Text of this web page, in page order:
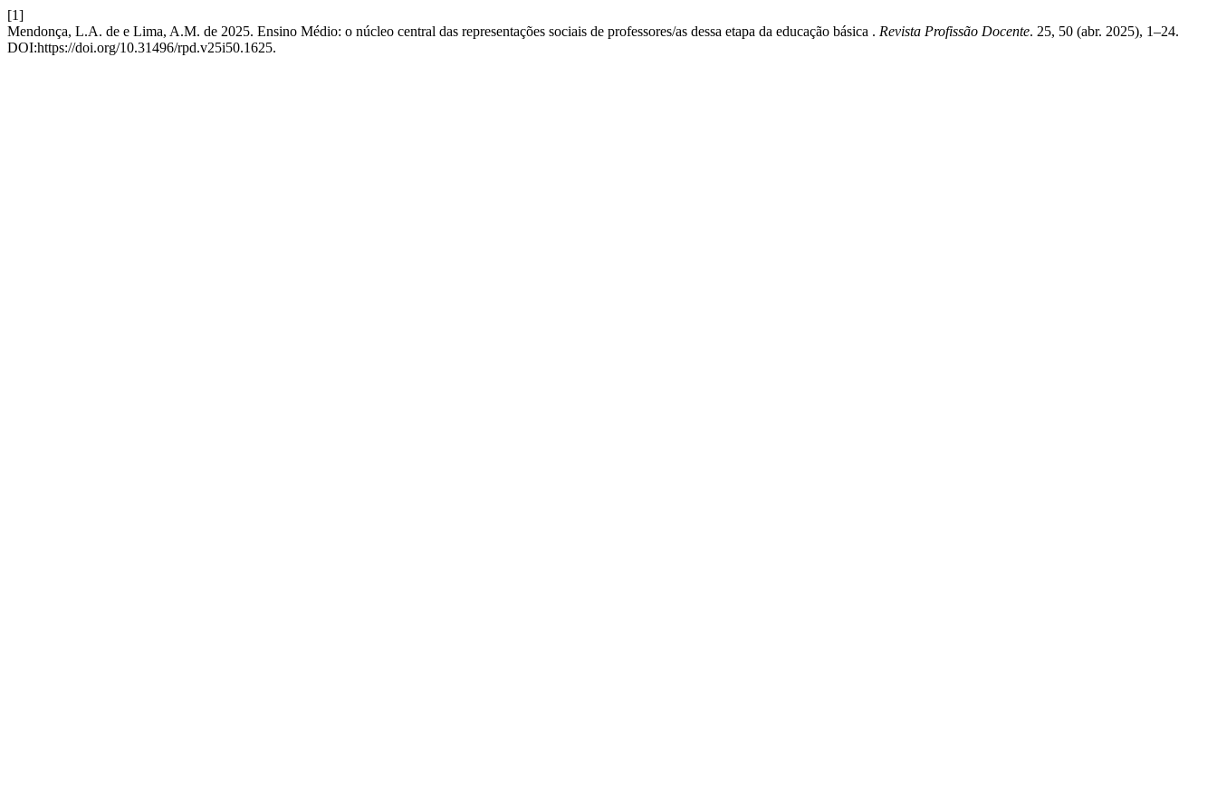
[1]
Mendonça, L.A. de e Lima, A.M. de 2025. Ensino Médio: o núcleo central das representações sociais de professores/as dessa etapa da educação básica . Revista Profissão Docente. 25, 50 (abr. 2025), 1–24.
DOI:https://doi.org/10.31496/rpd.v25i50.1625.